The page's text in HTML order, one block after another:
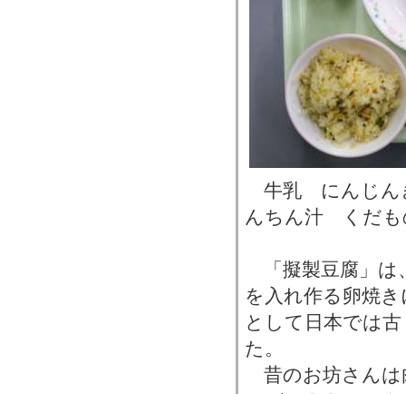
牛乳 にんじん
んちん汁 くだも
「擬製豆腐」は
を入れ作る卵焼
として日本では
た。
昔のお坊さんは